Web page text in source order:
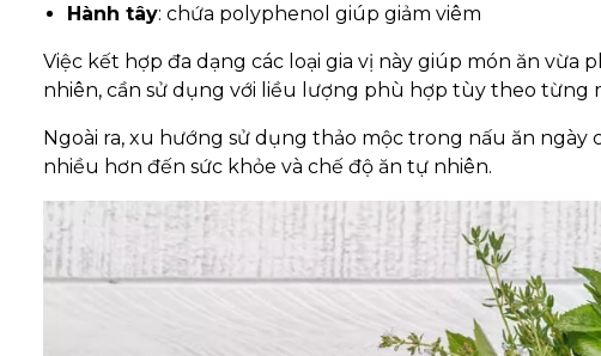
Hành tây: chứa polyphenol giúp giảm viêm
Việc kết hợp đa dạng các loại gia vị này giúp món ăn
nhiên, cần sử dụng với liều lượng phù hợp tùy theo từng
Ngoài ra, xu hướng sử dụng thảo mộc trong nấu ăn
nhiều hơn đến sức khỏe và chế độ ăn tự nhiên.